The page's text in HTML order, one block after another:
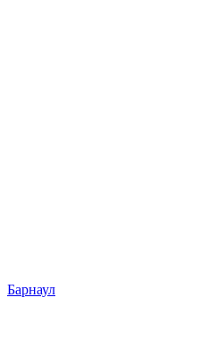
Барнаул